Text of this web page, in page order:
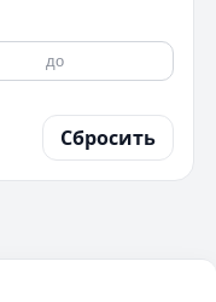
Сбросить